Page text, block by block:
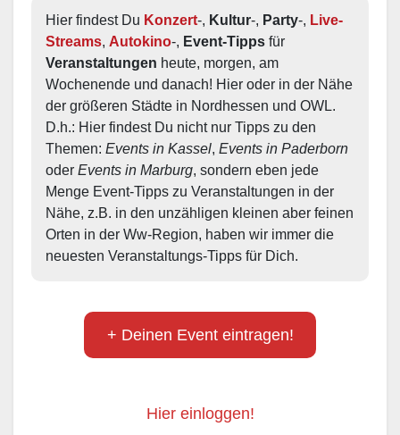
Hier findest Du Konzert Kultur Party
Live-
Streams
Autokino Event-Tipps
Veranstaltungen heute, morgen, am
Wochenende und danach! Hier oder in der Nähe
der größeren Städte in Nordhessen und OWL.
D.h.: Hier findest Du nicht nur Tipps zu den
Themen: Events in Kassel Events in Paderborn
oder Events in Marburg , sondern eben jede
Menge Event-Tipps zu Veranstaltungen in der
Nähe, z.B. in den unzähligen kleinen aber feinen
Orten in der Ww-Region, haben wir immer die
neuesten Veranstaltungs-Tipps für Dich.
+ Deinen Event eintragen!
Hier einloggen!